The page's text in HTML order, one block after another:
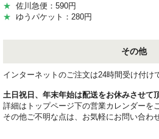
★ 佐川急便：590円
★ ゆうパケット：280円
その他
インターネットのご注文は24時間受け付け
土日祝日、年末年始は配送をお休みさせて
詳細はトップページ下の営業カレンダーを
その他ご不明な点は、お気軽にお問い合わ